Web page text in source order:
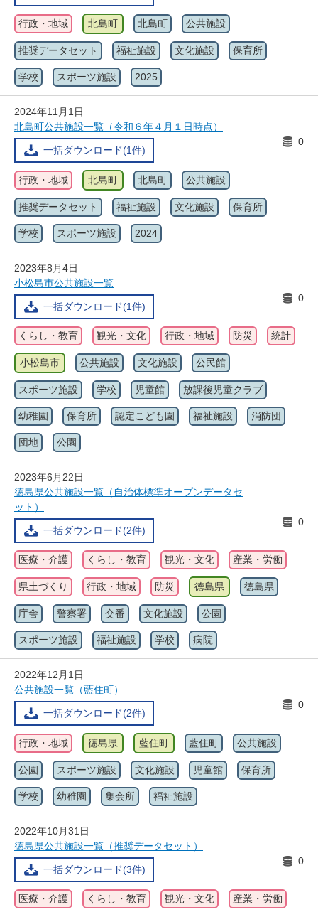
行政・地域 北島町 北島町 公共施設
推奨データセット 福祉施設 文化施設 保育所
学校 スポーツ施設 2025
2024年11月1日
北島町公共施設一覧（令和６年４月１日時点）
一括ダウンロード(1件)
0
行政・地域 北島町 北島町 公共施設
推奨データセット 福祉施設 文化施設 保育所
学校 スポーツ施設 2024
2023年8月4日
小松島市公共施設一覧
一括ダウンロード(1件)
0
くらし・教育 観光・文化 行政・地域 防災 統計
小松島市 公共施設 文化施設 公民館
スポーツ施設 学校 児童館 放課後児童クラブ
幼稚園 保育所 認定こども園 福祉施設 消防団
団地 公園
2023年6月22日
徳島県公共施設一覧（自治体標準オープンデータセ
ット）
一括ダウンロード(2件)
0
医療・介護 くらし・教育 観光・文化 産業・労働
県土づくり 行政・地域 防災 徳島県 徳島県
庁舎 警察署 交番 文化施設 公園
スポーツ施設 福祉施設 学校 病院
2022年12月1日
公共施設一覧（藍住町）
一括ダウンロード(2件)
0
行政・地域 徳島県 藍住町 藍住町 公共施設
公園 スポーツ施設 文化施設 児童館 保育所
学校 幼稚園 集会所 福祉施設
2022年10月31日
徳島県公共施設一覧（推奨データセット）
一括ダウンロード(3件)
0
医療・介護 くらし・教育 観光・文化 産業・労働